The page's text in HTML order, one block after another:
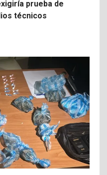
prueba de
técnicos